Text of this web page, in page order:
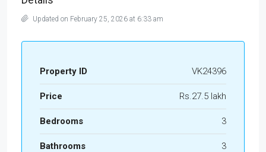
Updated on February 25, 2026 at 6:33 am
Property ID VK24396
Price Rs.27.5 lakh
Bedrooms 3
Bathrooms 3